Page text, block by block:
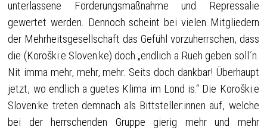
unterlassene Förderungsmaßnahme und Repressalie
gewertet werden. Dennoch scheint bei vielen Mitgliedern
der Mehrheitsgesellschaft das Gefühl vorzuherrschen, dass
die (Koroški:e Sloven:ke) doch „endlich a Rueh geben soll´n.
Nit imma mehr, mehr, mehr. Seits doch dankbar! Überhaupt
jetzt, wo endlich a guetes Klima im Lond is.“ Die Koroški:e
Sloven:ke treten demnach als Bittsteller:innen auf, welche
bei der herrschenden Gruppe gierig mehr und mehr